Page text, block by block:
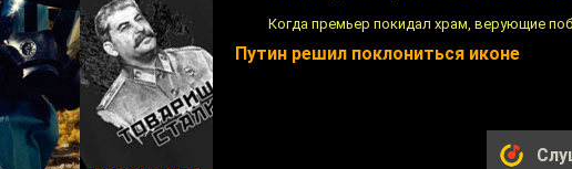
Когда премьер покидал храм, верующие
Путин решил поклониться иконе